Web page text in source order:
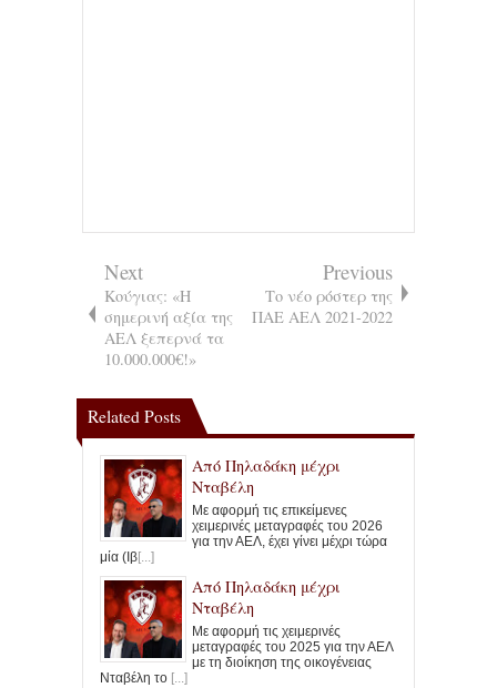
Next
Κούγιας: «Η
σημερινή αξία της
ΑΕΛ ξεπερνά τα
10.000.000€!»
Previous
Το νέο ρόστερ της
ΠΑΕ ΑΕΛ 2021-2022
Related Posts
Από Πηλαδάκη μέχρι
Νταβέλη
Με αφορμή τις επικείμενες
χειμερινές μεταγραφές του 2026
για την ΑΕΛ, έχει γίνει μέχρι τώρα
μία (Ιβ[...]
Από Πηλαδάκη μέχρι
Νταβέλη
Με αφορμή τις χειμερινές
μεταγραφές του 2025 για την ΑΕΛ
με τη διοίκηση της οικογένειας
Νταβέλη το [...]